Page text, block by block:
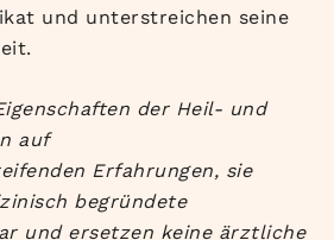
und unterstreichen seine
der Heil- und
auf
Erfahrungen, sie
begründete
und ersetzen keine ärztliche